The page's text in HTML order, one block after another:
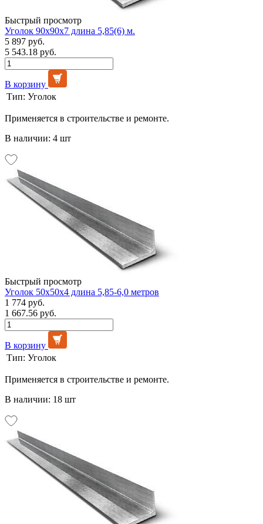
Быстрый просмотр
Уголок 90х90х7 длина 5,85(6) м.
5 897 руб.
5 543.18 руб.
В корзину
Тип: Уголок
Применяется в строительстве и ремонте.
В наличии: 4 шт
Быстрый просмотр
Уголок 50х50х4 длина 5,85-6,0 метров
1 774 руб.
1 667.56 руб.
В корзину
Тип: Уголок
Применяется в строительстве и ремонте.
В наличии: 18 шт